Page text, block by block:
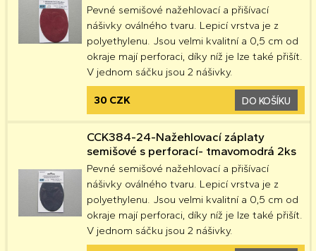
Pevné semišové nažehlovací a přišívací
nášivky oválného tvaru. Lepicí vrstva je z
polyethylenu. Jsou velmi kvalitní a 0,5 cm od
okraje mají perforaci, díky níž je lze také přišít.
V jednom sáčku jsou 2 nášivky.
30 CZK DO KOŠÍKU
CCK384-24-Nažehlovací záplaty
semišové s perforací- tmavomodrá 2ks
Pevné semišové nažehlovací a přišívací
nášivky oválného tvaru. Lepicí vrstva je z
polyethylenu. Jsou velmi kvalitní a 0,5 cm od
okraje mají perforaci, díky níž je lze také přišít.
V jednom sáčku jsou 2 nášivky.